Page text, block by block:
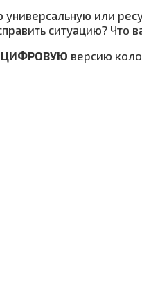
или
ситуацию?
ЦИФРОВУЮ версию